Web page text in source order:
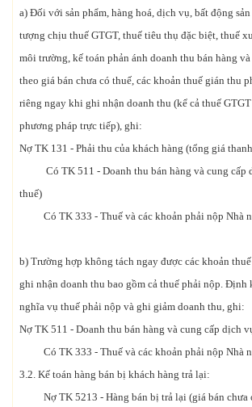
a) Đối với sản phẩm, hàng hoá, dịch vụ, bất động
tượng chịu thuế GTGT, thuế tiêu thụ đặc biệt, thuế
môi trường, kế toán phản ánh doanh thu bán hàng
theo giá bán chưa có thuế, các khoản thuế gián thu
riêng ngay khi ghi nhận doanh thu (kể cả thuế
phương pháp trực tiếp), ghi:
Nợ TK 131 - Phải thu của khách hàng (tổng giá
Có TK 511 - Doanh thu bán hàng và cung cấp
thuế)
Có TK 333 - Thuế và các khoản phải nộp Nhà
b) Trường hợp không tách ngay được các khoản
ghi nhận doanh thu bao gồm cả thuế phải nộp. Định
nghĩa vụ thuế phải nộp và ghi giảm doanh thu, ghi:
Nợ TK 511 - Doanh thu bán hàng và cung cấp dịch
Có TK 333 - Thuế và các khoản phải nộp Nhà
3.2. Kế toán hàng bán bị khách hàng trả lại:
Nợ TK 5213 - Hàng bán bị trả lại (giá bán chưa